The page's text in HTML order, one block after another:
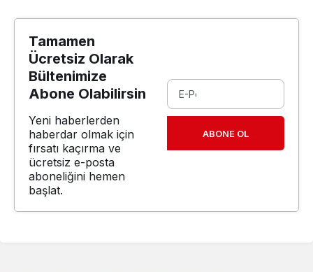
Tamamen
Ücretsiz Olarak
Bültenimize
Abone Olabilirsin
Yeni haberlerden
haberdar olmak için
fırsatı kaçırma ve
ücretsiz e-posta
aboneliğini hemen
başlat.
ABONE OL